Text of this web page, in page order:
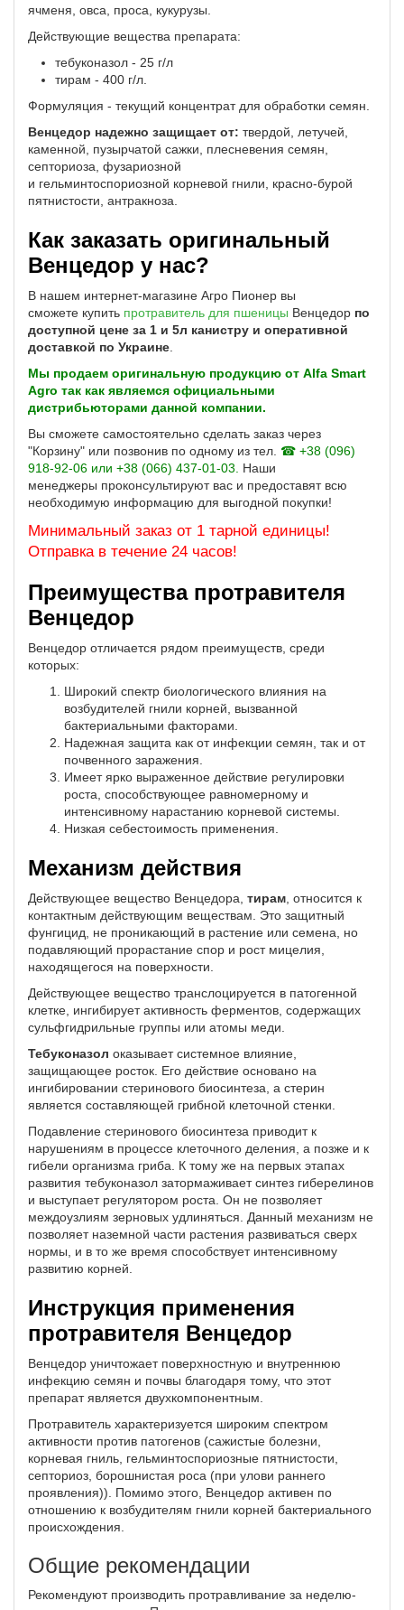
ячменя, овса, проса, кукурузы.
Действующие вещества препарата:
тебуконазол - 25 г/л
тирам - 400 г/л.
Формуляция - текущий концентрат для обработки семян.
Венцедор надежно защищает от: твердой, летучей,
каменной, пузырчатой сажки, плесневения семян,
септориоза, фузариозной
и гельминтоспориозной корневой гнили, красно-бурой
пятнистости, антракноза.
Как заказать оригинальный
Венцедор у нас?
В нашем интернет-магазине Агро Пионер вы
сможете купить протравитель для пшеницы Венцедор по
доступной цене за 1 и 5л канистру и оперативной
доставкой по Украине
Мы продаем оригинальную продукцию от Alfa Smart
Agro так как являемся официальными
дистрибьюторами данной компании.
Вы сможете самостоятельно сделать заказ через
"Корзину" или позвонив по одному из тел. ☎ +38 (096)
918-92-06 или +38 (066) 437-01-03. Наши
менеджеры проконсультируют вас и предоставят всю
необходимую информацию для выгодной покупки!
Минимальный заказ от 1 тарной единицы!
Отправка в течение 24 часов!
Преимущества протравителя
Венцедор
Венцедор отличается рядом преимуществ, среди
которых:
Широкий спектр биологического влияния на
возбудителей гнили корней, вызванной
бактериальными факторами.
Надежная защита как от инфекции семян, так и от
почвенного заражения.
Имеет ярко выраженное действие регулировки
роста, способствующее равномерному и
интенсивному нарастанию корневой системы.
Низкая себестоимость применения.
Механизм действия
Действующее вещество Венцедора, тирам , относится к
контактным действующим веществам. Это защитный
фунгицид, не проникающий в растение или семена, но
подавляющий прорастание спор и рост мицелия,
находящегося на поверхности.
Действующее вещество транслоцируется в патогенной
клетке, ингибирует активность ферментов, содержащих
сульфгидрильные группы или атомы меди.
Тебуконазол оказывает системное влияние,
защищающее росток. Его действие основано на
ингибировании стеринового биосинтеза, а стерин
является составляющей грибной клеточной стенки.
Подавление стеринового биосинтеза приводит к
нарушениям в процессе клеточного деления, а позже и к
гибели организма гриба. К тому же на первых этапах
развития тебуконазол затормаживает синтез гиберелинов
и выступает регулятором роста. Он не позволяет
междоузлиям зерновых удлиняться. Данный механизм не
позволяет наземной части растения развиваться сверх
нормы, и в то же время способствует интенсивному
развитию корней.
Инструкция применения
протравителя Венцедор
Венцедор уничтожает поверхностную и внутреннюю
инфекцию семян и почвы благодаря тому, что этот
препарат является двухкомпонентным.
Протравитель характеризуется широким спектром
активности против патогенов (сажистые болезни,
корневая гниль, гельминтоспориозные пятнистости,
септориоз, борошнистая роса (при улови раннего
проявления)). Помимо этого, Венцедор активен по
отношению к возбудителям гнили корней бактериального
происхождения.
Общие рекомендации
Рекомендуют производить протравливание за неделю-